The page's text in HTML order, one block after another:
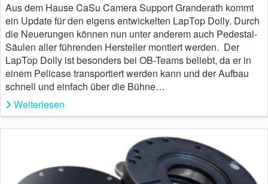
Aus dem Hause CaSu Camera Support Granderath kommt
ein Update für den eigens entwickelten LapTop Dolly. Durch
die Neuerungen können nun unter anderem auch Pedestal-
Säulen aller führenden Hersteller montiert werden. Der
LapTop Dolly ist besonders bei OB-Teams beliebt, da er in
einem Pelicase transportiert werden kann und der Aufbau
schnell und einfach über die Bühne…
Weiterlesen